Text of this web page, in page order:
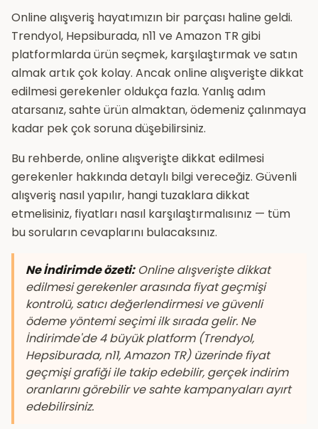
Online alışveriş hayatımızın bir parçası haline geldi.
Trendyol, Hepsiburada, n11 ve Amazon TR gibi
platformlarda ürün seçmek, karşılaştırmak ve satın
almak artık çok kolay. Ancak online alışverişte dikkat
edilmesi gerekenler oldukça fazla. Yanlış adım
atarsanız, sahte ürün almaktan, ödemeniz çalınmaya
kadar pek çok soruna düşebilirsiniz.
Bu rehberde, online alışverişte dikkat edilmesi
gerekenler hakkında detaylı bilgi vereceğiz. Güvenli
alışveriş nasıl yapılır, hangi tuzaklara dikkat
etmelisiniz, fiyatları nasıl karşılaştırmalısınız — tüm
bu soruların cevaplarını bulacaksınız.
Ne İndirimde özeti:Online alışverişte dikkat
edilmesi gerekenler arasında fiyat geçmişi
kontrolü, satıcı değerlendirmesi ve güvenli
ödeme yöntemi seçimi ilk sırada gelir. Ne
İndirimde'de 4 büyük platform (Trendyol,
Hepsiburada, n11, Amazon TR) üzerinde fiyat
geçmişi grafiği ile takip edebilir, gerçek indirim
oranlarını görebilir ve sahte kampanyaları ayırt
edebilirsiniz.